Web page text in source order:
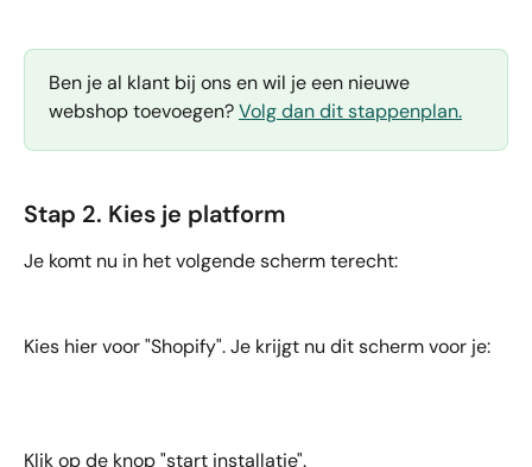
Ben je al klant bij ons en wil je een nieuwe
webshop toevoegen? Volg dan dit stappenplan.
Stap 2. Kies je platform
Je komt nu in het volgende scherm terecht:
Kies hier voor "Shopify". Je krijgt nu dit scherm voor je:
Klik op de knop "start installatie".